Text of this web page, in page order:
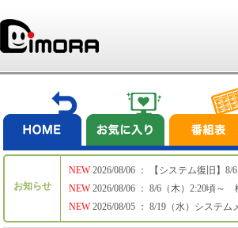
お知らせ
NEW
NEW
NEW
2026/08/06 ： 【システム復旧】
2026/08/06 ： 8/6（木）2:20頃～
2026/08/05 ： 8/19（水）システム